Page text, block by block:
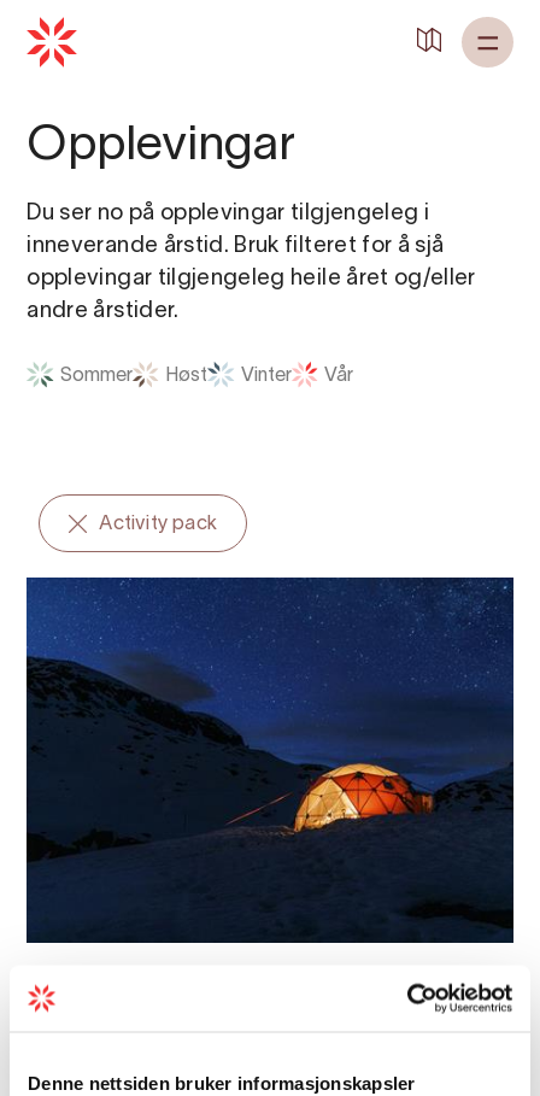
Denne nettsiden bruker informasjonskapsler
Opplevingar
Du ser no på opplevingar tilgjengeleg i
inneverande årstid. Bruk filteret for å sjå
opplevingar tilgjengeleg heile året og/eller
andre årstider.
Sommer Høst Vinter Vår
Activity pack
Trolltunga Winter Sunset -